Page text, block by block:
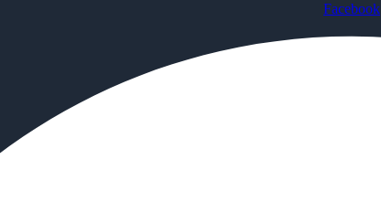
Facebook